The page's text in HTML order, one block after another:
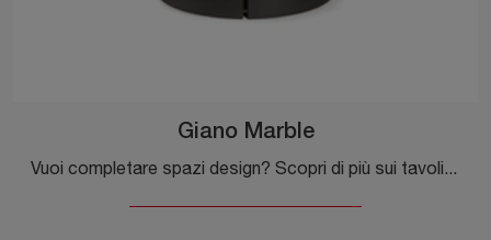
Giano Marble
Vuoi completare spazi design? Scopri di più sui tavoli design fissi: il modello da pranzo Giano Marble ti sta aspettando.